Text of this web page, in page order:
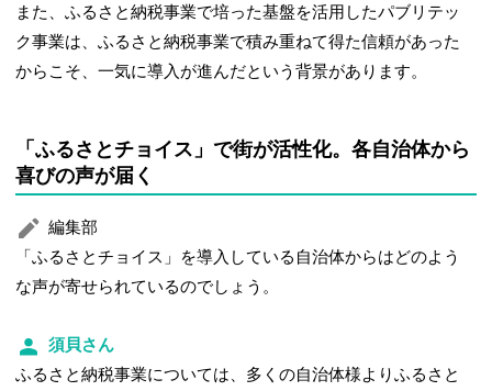
また、ふるさと納税事業で培った基盤を活用したパブリテッ
ク事業は、ふるさと納税事業で積み重ねて得た信頼があった
からこそ、一気に導入が進んだという背景があります。
「ふるさとチョイス」で街が活性化。各自治体から
喜びの声が届く
編集部
「ふるさとチョイス」を導入している自治体からはどのよう
な声が寄せられているのでしょう。
須貝さん
ふるさと納税事業については、多くの自治体様よりふるさと